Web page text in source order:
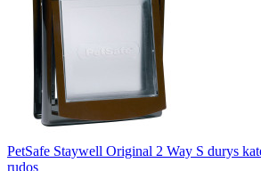
PetSafe Staywell Original 2 Way S durys
rudos